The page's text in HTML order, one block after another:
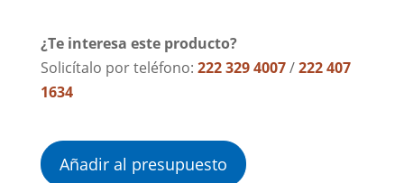
¿Te interesa este producto?
Solicítalo por teléfono: 222 329 4007/222 407
1634
Añadir al presupuesto